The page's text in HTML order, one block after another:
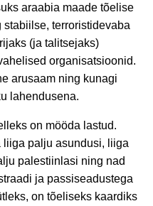
araabia maade tõelise
terroristidevaba
(ja talitsejaks)
organisatsioonid.
arusaam ning kunagi
lahendusena.
on mööda lastud.
liiga palju asundusi, liiga
palestiinlasi ning nad
ja passiseadustega
on tõeliseks kaardiks